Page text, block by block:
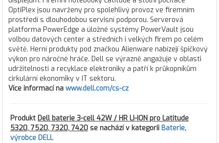
OptiPlex jsou navrženy pro spolehlivý provoz ve firemním
prostředí s dlouhodobou servisní podporou. Serverová
platforma PowerEdge a úložné systémy PowerVault jsou
volbou datových center a středních i velkých firem po celém
světě. Herní produkty pod značkou Alienware nabízejí špičkový
výkon pro náročné hráče. Dell se výrazně angažuje v oblasti
udržitelnosti a recyklace elektroniky a patří k průkopníkům
cirkulární ekonomiky v IT sektoru.
Více informací na www.dell.com/cs-cz
Produkt Dell baterie 3-cell 42W / HR LI-ION pro Latitude
5320, 7520, 7320, 7420 se nachází v kategorii Baterie,
výrobce DELL